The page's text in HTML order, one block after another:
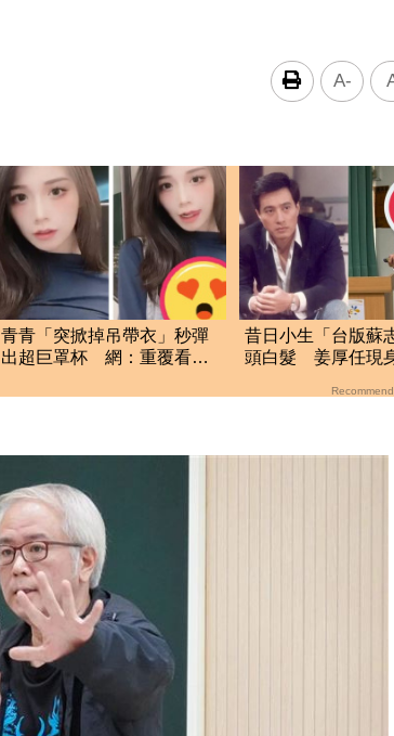
A-
青青「突掀掉吊帶衣」秒彈
出超巨罩杯 網：重覆看了
昔日小生「台版蘇
頭白髮 姜厚任現